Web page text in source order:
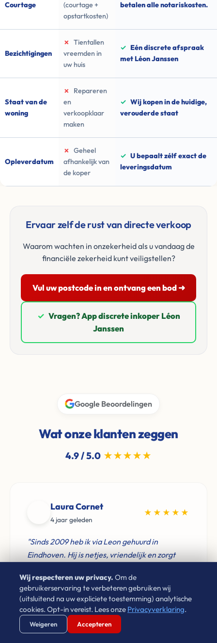
Courtage
(courtage +
opstartkosten)
betalen alle notariskosten.
Bezichtigingen
✗
Tientallen
vreemden in
uw huis
✓ Eén discrete afspraak
met Léon Janssen
Staat van de
woning
✗
Repareren
en
verkoopklaar
maken
✓ Wij kopen in de huidige,
verouderde staat
Opleverdatum
✗
Geheel
afhankelijk van
de koper
✓ U bepaalt zélf exact de
leveringsdatum
Ervaar zelf de rust van directe verkoop
Waarom wachten in onzekerheid als u vandaag de
financiële zekerheid kunt veiligstellen?
Vul uw postcode in en ontvang een bod ➜
✓ Vragen? App discrete inkoper Léon
Janssen
Google Beoordelingen
Wat onze klanten zeggen
4.9 / 5.0 ★★★★★
Laura Cornet
4 jaar geleden
★★★★★
"Sinds 2009 heb ik via Leon gehuurd in
Eindhoven. Hij is netjes, vriendelijk en zorgt
manier opgelost worden. Prima huurbaas!"
Wij respecteren uw privacy. Om de
gebruikerservaring te verbeteren gebruiken wij
(uitsluitend na uw expliciete toestemming) analytische
cookies. Opt-in vereist. Lees onze Privacyverklaring.
Weigeren Accepteren
Verstuur WhatsApp